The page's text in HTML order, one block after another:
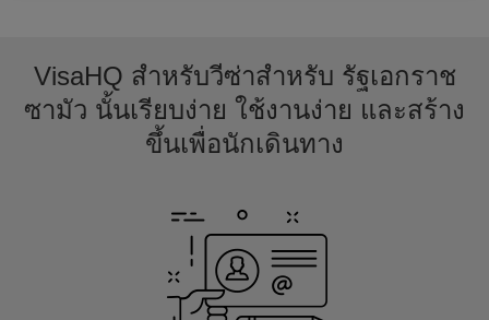
VisaHQ สำหรับวีซ่าสำหรับ รัฐเอกราช
ซามัว นั้นเรียบง่าย ใช้งานง่าย และสร้าง
ขึ้นเพื่อนักเดินทาง